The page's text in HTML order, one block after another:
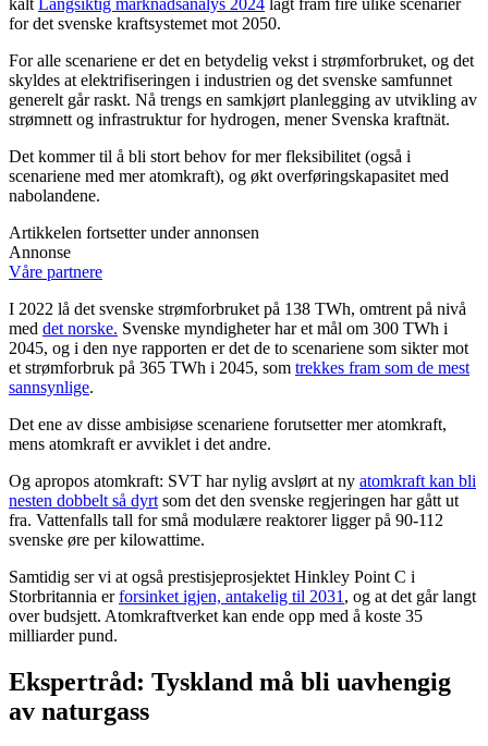
kalt Långsiktig marknadsanalys 2024 lagt fram fire ulike scenarier
for det svenske kraftsystemet mot 2050.
For alle scenariene er det en betydelig vekst i strømforbruket, og det
skyldes at elektrifiseringen i industrien og det svenske samfunnet
generelt går raskt. Nå trengs en samkjørt planlegging av utvikling av
strømnett og infrastruktur for hydrogen, mener Svenska kraftnät.
Det kommer til å bli stort behov for mer fleksibilitet (også i
scenariene med mer atomkraft), og økt overføringskapasitet med
nabolandene.
Artikkelen fortsetter under annonsen
Annonse
Våre partnere
I 2022 lå det svenske strømforbruket på 138 TWh, omtrent på nivå
med det norske. Svenske myndigheter har et mål om 300 TWh i
2045, og i den nye rapporten er det de to scenariene som sikter mot
et strømforbruk på 365 TWh i 2045, som trekkes fram som de mest
sannsynlige.
Det ene av disse ambisiøse scenariene forutsetter mer atomkraft,
mens atomkraft er avviklet i det andre.
Og apropos atomkraft: SVT har nylig avslørt at ny atomkraft kan bli
nesten dobbelt så dyrt som det den svenske regjeringen har gått ut
fra. Vattenfalls tall for små modulære reaktorer ligger på 90-112
svenske øre per kilowattime.
Samtidig ser vi at også prestisjeprosjektet Hinkley Point C i
Storbritannia erforsinket igjen, antakelig til 2031 , og at det går langt
over budsjett. Atomkraftverket kan ende opp med å koste 35
milliarder pund.
Ekspertråd: Tyskland må bli uavhengig
av naturgass